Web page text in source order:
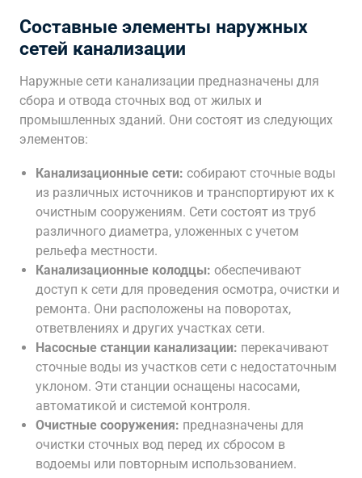
Составные элементы наружных
сетей канализации
Наружные сети канализации предназначены для
сбора и отвода сточных вод от жилых и
промышленных зданий. Они состоят из следующих
элементов:
Канализационные сети: собирают сточные воды
из различных источников и транспортируют их к
очистным сооружениям. Сети состоят из труб
различного диаметра, уложенных с учетом
рельефа местности.
Канализационные колодцы: обеспечивают
доступ к сети для проведения осмотра, очистки и
ремонта. Они расположены на поворотах,
ответвлениях и других участках сети.
Насосные станции канализации: перекачивают
сточные воды из участков сети с недостаточным
уклоном. Эти станции оснащены насосами,
автоматикой и системой контроля.
Очистные сооружения: предназначены для
очистки сточных вод перед их сбросом в
водоемы или повторным использованием.